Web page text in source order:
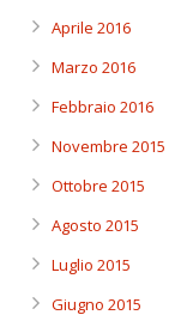
Aprile 2016
Marzo 2016
Febbraio 2016
Novembre 2015
Ottobre 2015
Agosto 2015
Luglio 2015
Giugno 2015